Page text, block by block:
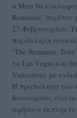
ο Mars θα
Romantic’ περίπου
27 Φεβρουαρίου.
παράλληλη
‘The Romantic
το Las Vegas και
Vancouver, με
Η προπώληση των
Ιανουαρίου, ενώ
αφήσουν